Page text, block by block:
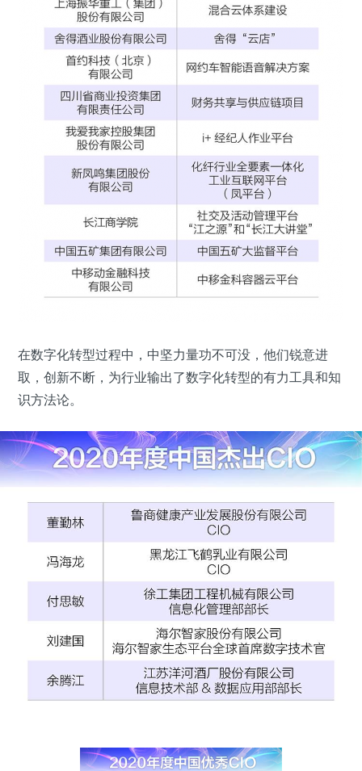
在数字化转型过程中，中坚力量功不可没，他们锐意进
取，创新不断，为行业输出了数字化转型的有力工具和知
识方法论。